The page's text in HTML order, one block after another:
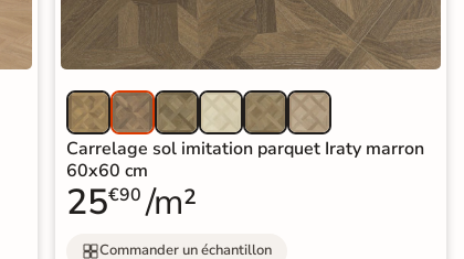
Carrelage sol imitation parquet Iraty marron
60x60 cm
25€90 /m²
Commander un échantillon